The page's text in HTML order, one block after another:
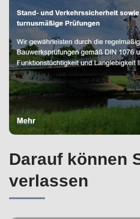
Darauf können
verlassen